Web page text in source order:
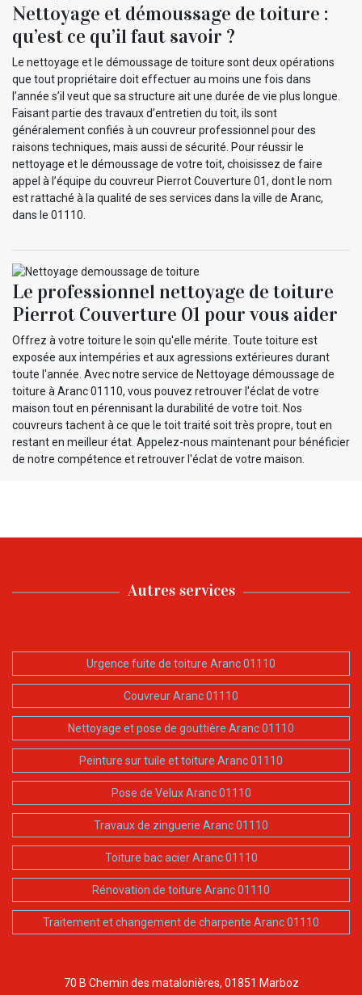
Nettoyage et démoussage de toiture :
qu’est ce qu’il faut savoir ?
Le nettoyage et le démoussage de toiture sont deux opérations
que tout propriétaire doit effectuer au moins une fois dans
l’année s’il veut que sa structure ait une durée de vie plus longue.
Faisant partie des travaux d’entretien du toit, ils sont
généralement confiés à un couvreur professionnel pour des
raisons techniques, mais aussi de sécurité. Pour réussir le
nettoyage et le démoussage de votre toit, choisissez de faire
appel à l’équipe du couvreur Pierrot Couverture 01, dont le nom
est rattaché à la qualité de ses services dans la ville de Aranc,
dans le 01110.
Le professionnel nettoyage de toiture
Pierrot Couverture 01 pour vous aider
Offrez à votre toiture le soin qu'elle mérite. Toute toiture est
exposée aux intempéries et aux agressions extérieures durant
toute l'année. Avec notre service de Nettoyage démoussage de
toiture à Aranc 01110, vous pouvez retrouver l'éclat de votre
maison tout en pérennisant la durabilité de votre toit. Nos
couvreurs tachent à ce que le toit traité soit très propre, tout en
restant en meilleur état. Appelez-nous maintenant pour bénéficier
de notre compétence et retrouver l'éclat de votre maison.
Autres services
Urgence fuite de toiture Aranc 01110
Couvreur Aranc 01110
Nettoyage et pose de gouttière Aranc 01110
Peinture sur tuile et toiture Aranc 01110
Pose de Velux Aranc 01110
Travaux de zinguerie Aranc 01110
Toiture bac acier Aranc 01110
Rénovation de toiture Aranc 01110
Traitement et changement de charpente Aranc 01110
70 B Chemin des matalonières, 01851 Marboz